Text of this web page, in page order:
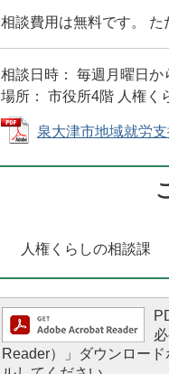
相談費用は無料です。 た
相談日時： 毎週月曜日
場所： 市役所4階 人権く
泉大津市地域就労
人権くらしの相談課
Reader）」ダウンロー